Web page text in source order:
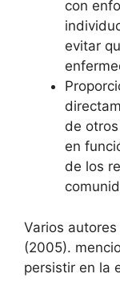
con
evitar
de
en
de los
Varios autores
(2005).
persistir en la